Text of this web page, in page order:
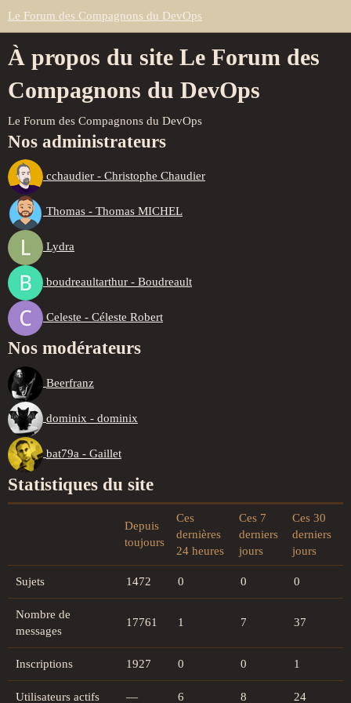
Le Forum des Compagnons du DevOps
À propos du site Le Forum des
Compagnons du DevOps
Le Forum des Compagnons du DevOps
Nos administrateurs
cchaudier - Christophe Chaudier
Thomas - Thomas MICHEL
Lydra
boudreaultarthur - Boudreault
Celeste - Céleste Robert
Nos modérateurs
Beerfranz
dominix - dominix
bat79a - Gaillet
Statistiques du site
Depuis
toujours
Ces
dernières
24 heures
Ces 7
derniers
jours
Ces 30
derniers
jours
Sujets 1472 0 0 0
Nombre de
messages
17761 1 7 37
Inscriptions 1927 0 0 1
Utilisateurs actifs — 6 8 24